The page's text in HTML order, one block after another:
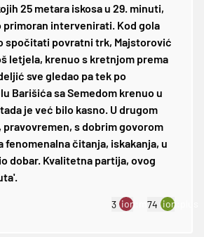
25 metara iskosa u 29. minuti,
primoran intervenirati. Kod gola
spočitati povratni trk, Majstorović
letjela, krenuo s kretnjom prema
sve gledao pa tek po
Barišića sa Semedom krenuo u
je već bilo kasno. U drugom
pravovremen, s dobrim govorom
fenomenalna čitanja, iskakanja, u
dobar. Kvalitetna partija, ovog
3 ion:minus
74 ion:plus